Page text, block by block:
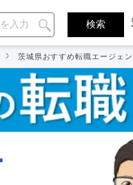
茨城県おすすめ転職エージェ